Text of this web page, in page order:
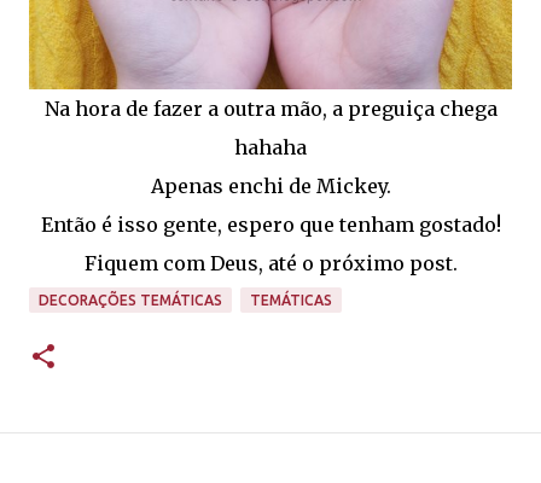
Na hora de fazer a outra mão, a preguiça chega
hahaha
Apenas enchi de Mickey.
Então é isso gente, espero que tenham gostado!
Fiquem com Deus, até o próximo post.
DECORAÇÕES TEMÁTICAS TEMÁTICAS